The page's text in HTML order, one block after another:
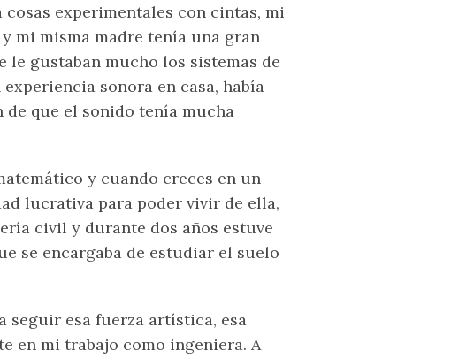
experimentales con cintas, mi
mi misma madre tenía una gran
le gustaban mucho los sistemas de
sonora en casa, había
de que el sonido tenía mucha
y cuando creces en un
lucrativa para poder vivir de ella,
civil y durante dos años estuve
se encargaba de estudiar el suelo
seguir esa fuerza artística, esa
en mi trabajo como ingeniera. A